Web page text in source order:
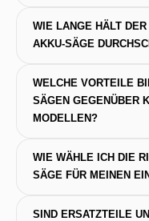
WIE LANGE HÄLT
AKKU-SÄGE
WELCHE VORTEILE
SÄGEN GEGENÜBER
MODELLEN?
WIE WÄHLE ICH DIE
SÄGE FÜR MEINEN
SIND ERSATZTEILE